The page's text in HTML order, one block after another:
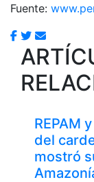
Fuente:
REPAM
del
mostró